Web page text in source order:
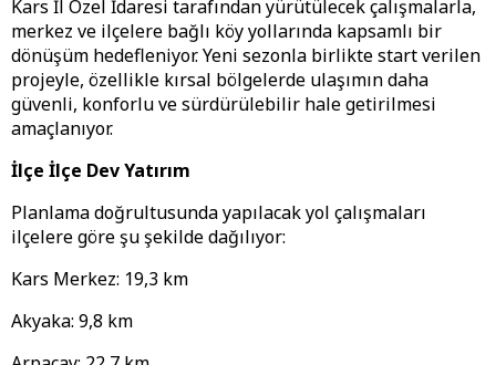
Kars İl Özel İdaresi tarafından yürütülecek çalışmalarla,
merkez ve ilçelere bağlı köy yollarında kapsamlı bir
dönüşüm hedefleniyor. Yeni sezonla birlikte start verilen
projeyle, özellikle kırsal bölgelerde ulaşımın daha
güvenli, konforlu ve sürdürülebilir hale getirilmesi
amaçlanıyor.
İlçe İlçe Dev Yatırım
Planlama doğrultusunda yapılacak yol çalışmaları
ilçelere göre şu şekilde dağılıyor:
Kars Merkez: 19,3 km
Akyaka: 9,8 km